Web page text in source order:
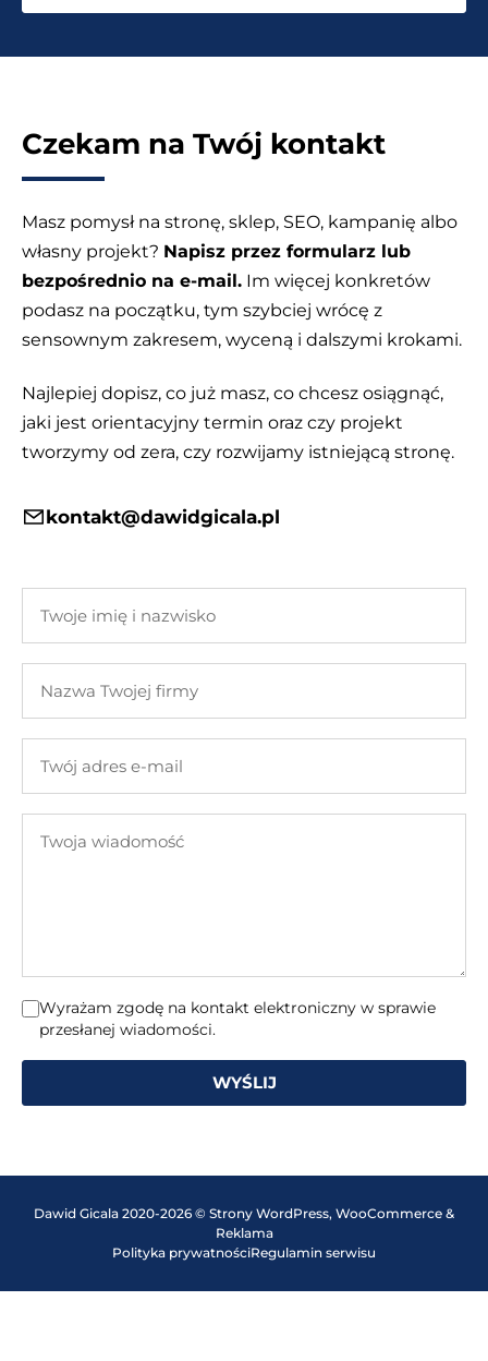
Czekam na Twój kontakt
Masz pomysł na stronę, sklep, SEO, kampanię albo
własny projekt? Napisz przez formularz lub
bezpośrednio na e-mail. Im więcej konkretów
podasz na początku, tym szybciej wrócę z
sensownym zakresem, wyceną i dalszymi krokami.
Najlepiej dopisz, co już masz, co chcesz osiągnąć,
jaki jest orientacyjny termin oraz czy projekt
tworzymy od zera, czy rozwijamy istniejącą stronę.
kontakt@dawidgicala.pl
imię
nazwisko
Twojej
adres
mail
wiadomość
Wyrażam zgodę na kontakt elektroniczny w sprawie
przesłanej wiadomości.
WYŚLIJ
Dawid Gicala 2020-2026 © Strony WordPress, WooCommerce &
Reklama
Polityka prywatnościRegulamin serwisu